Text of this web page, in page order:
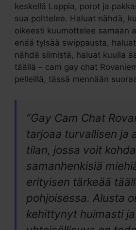
keskellä Lappia, porot ja
sua polttelee. Haluat nähdä,
oikeesti kuumottelee samaan
enää tylsää swippausta,
nähdä silmistä, haluat kuulla
täällä – cam gay chat
pelleillä, tässä mennään
”Gay Cam Chat
tarjoaa turvallisen ja
tilan, jossa voit
samanhenkisiä
erityisen tärkeää
pohjoisessa. Alusta
kehittynyt huimasti ja